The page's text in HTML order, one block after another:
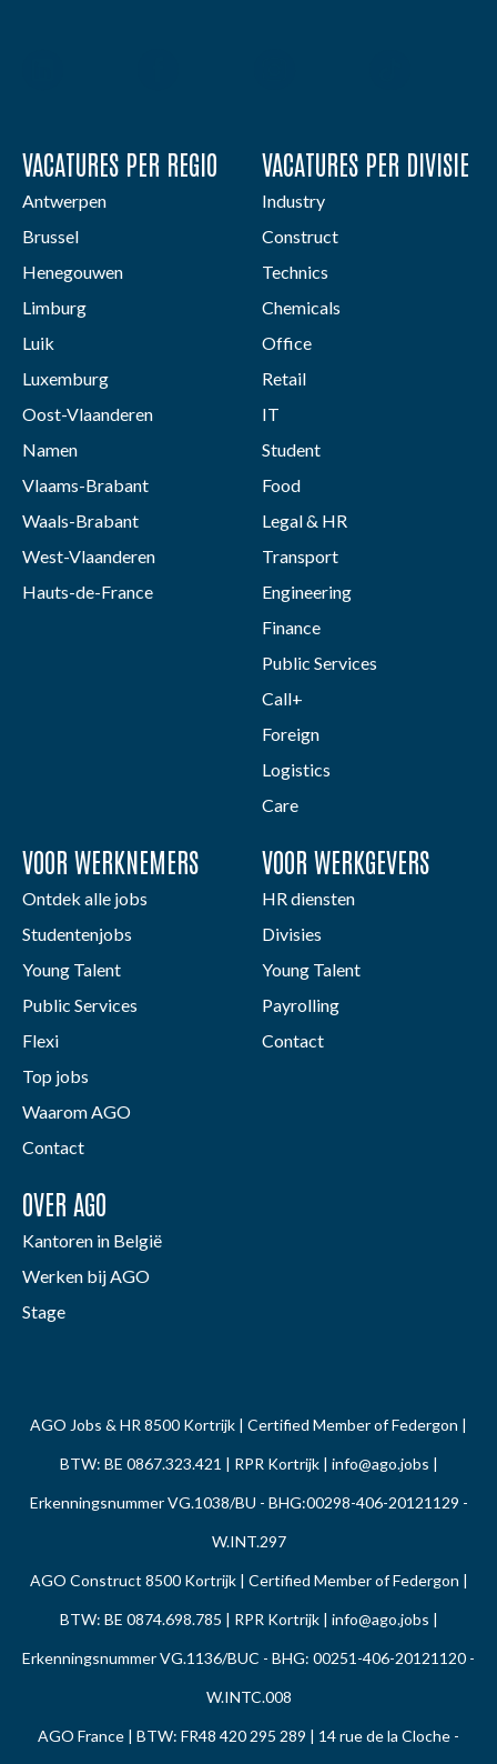
VACATURES PER REGIO
Antwerpen
Brussel
Henegouwen
Limburg
Luik
Luxemburg
Oost-Vlaanderen
Namen
Vlaams-Brabant
Waals-Brabant
West-Vlaanderen
Hauts-de-France
VACATURES PER DIVISIE
Industry
Construct
Technics
Chemicals
Office
Retail
IT
Student
Food
Legal & HR
Transport
Engineering
Finance
Public Services
Call+
Foreign
Logistics
Care
VOOR WERKNEMERS
Ontdek alle jobs
Studentenjobs
Young Talent
Public Services
Flexi
Top jobs
Waarom AGO
Contact
VOOR WERKGEVERS
HR diensten
Divisies
Young Talent
Payrolling
Contact
OVER AGO
Kantoren in België
Werken bij AGO
Stage
AGO Jobs & HR 8500 Kortrijk | Certified Member of Federgon |
BTW: BE 0867.323.421 | RPR Kortrijk | info@ago.jobs |
Erkenningsnummer VG.1038/BU - BHG:00298-406-20121129 -
W.INT.297
AGO Construct 8500 Kortrijk | Certified Member of Federgon |
BTW: BE 0874.698.785 | RPR Kortrijk | info@ago.jobs |
Erkenningsnummer VG.1136/BUC - BHG: 00251-406-20121120 -
W.INTC.008
AGO France | BTW: FR48 420 295 289 | 14 rue de la Cloche -